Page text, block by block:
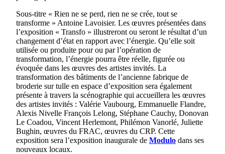
Sous-titre « Rien ne se perd, rien ne se crée, tout se
transforme » Antoine Lavoisier. Les œuvres présentées dans
l’exposition « Transfo » illustreront ou seront le résultat d’un
changement d’état en rapport avec l’énergie. Qu’elle soit
utilisée ou produite pour ou par l’opération de
transformation, l’énergie pourra être réelle, figurée ou
évoquée dans les œuvres des artistes invités. La
transformation des bâtiments de l’ancienne fabrique de
broderie sur tulle en espace d’exposition sera également
présente à travers la scénographie qui accueillera les œuvres
des artistes invités : Valérie Vaubourg, Emmanuelle Flandre,
Alexis Nivelle François Lelong, Stéphane Cauchy, Donovan
Le Coadou, Vincent Herlemont, Philémon Vanorlé, Juliette
Bughin, œuvres du FRAC, œuvres du CRP. Cette
exposition sera l’exposition inaugurale de Modulo dans ses
nouveaux locaux.